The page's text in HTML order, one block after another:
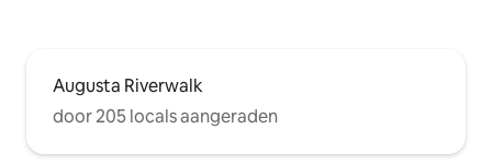
Augusta Riverwalk
door 205 locals aangeraden